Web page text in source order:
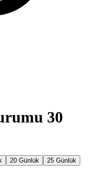
30
20 Günlük
25 Günlük